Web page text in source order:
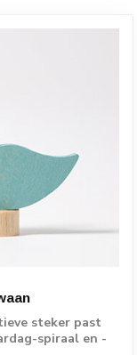
steker past
spiraal en -